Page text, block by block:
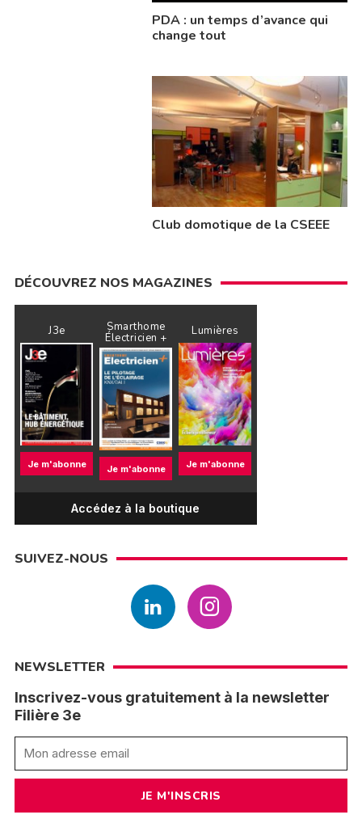
PDA : un temps d’avance qui
change tout
Club domotique de la CSEEE
DÉCOUVREZ NOS MAGAZINES
J3e
Je m'abonne
Smarthome
Électricien +
Je m'abonne
Lumières
Je m'abonne
Accédez à la boutique
SUIVEZ-NOUS
NEWSLETTER
Inscrivez-vous gratuitement à la newsletter
Filière 3e